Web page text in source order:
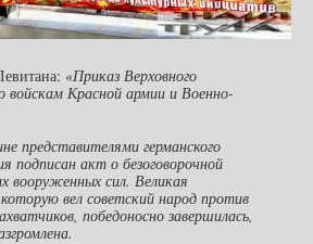
«Приказ Верховного
войскам Красной армии и Военно-
представителями германского
подписан акт о безоговорочной
вооруженных сил. Великая
вел советский народ против
победоносно завершилась,